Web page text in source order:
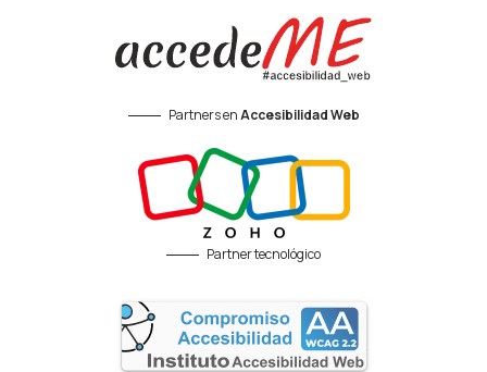
Partners enAccesibilidad Web
Partner tecnológico